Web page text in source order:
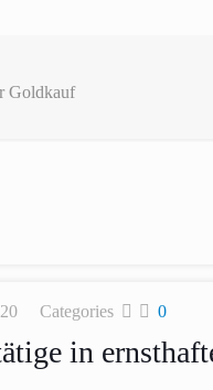
Goldkauf
Categories 0
in